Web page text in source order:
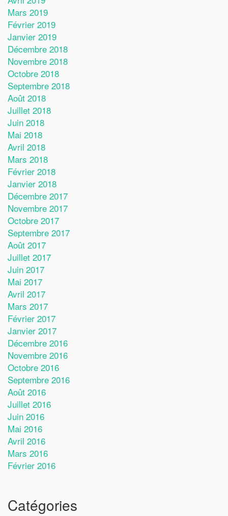
Mars 2019
Février 2019
Janvier 2019
Décembre 2018
Novembre 2018
Octobre 2018
Septembre 2018
Août 2018
Juillet 2018
Juin 2018
Mai 2018
Avril 2018
Mars 2018
Février 2018
Janvier 2018
Décembre 2017
Novembre 2017
Octobre 2017
Septembre 2017
Août 2017
Juillet 2017
Juin 2017
Mai 2017
Avril 2017
Mars 2017
Février 2017
Janvier 2017
Décembre 2016
Novembre 2016
Octobre 2016
Septembre 2016
Août 2016
Juillet 2016
Juin 2016
Mai 2016
Avril 2016
Mars 2016
Février 2016
Catégories